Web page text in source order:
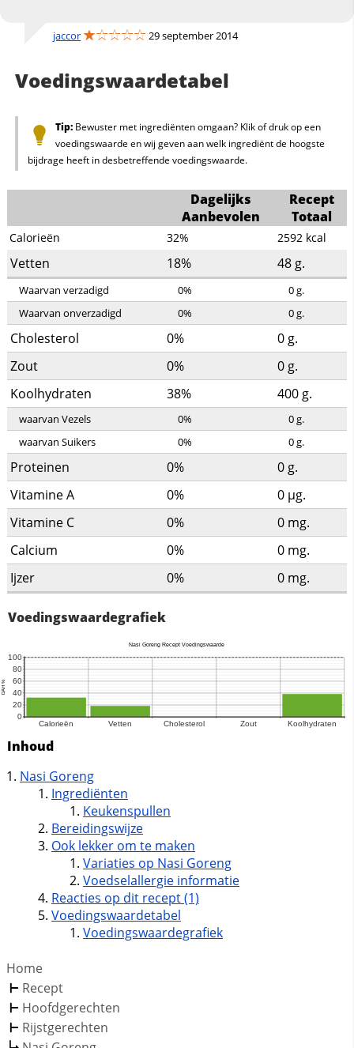
jaccor 29 september 2014
Voedingswaardetabel
Tip:Bewuster met ingrediënten omgaan? Klik of druk op een
voedingswaarde en wij geven aan welk ingrediënt de hoogste
bijdrage heeft in desbetreffende voedingswaarde.
Dagelijks
Aanbevolen
Recept
Totaal
Calorieën 32% 2592 kcal
Vetten 18% 48 g.
Waarvan verzadigd 0% 0g.
Waarvan onverzadigd
0% 0g.
Cholesterol 0% 0 g.
Zout
0% 0 g.
Koolhydraten
38% 400 g.
waarvan Vezels 0% 0g.
waarvan Suikers
0% 0g.
Proteinen 0% 0 g.
Vitamine A
0% 0 µg.
Vitamine C
0% 0 mg.
Calcium
0% 0 mg.
Ijzer
0% 0 mg.
Voedingswaardegrafiek
Inhoud
Nasi Goreng
Ingrediënten
Keukenspullen
Bereidingswijze
Ook lekker om te maken
Variaties op Nasi Goreng
Voedselallergie informatie
Reacties op dit recept (1)
Voedingswaardetabel
Voedingswaardegrafiek
Home
Recept
Hoofdgerechten
Rijstgerechten